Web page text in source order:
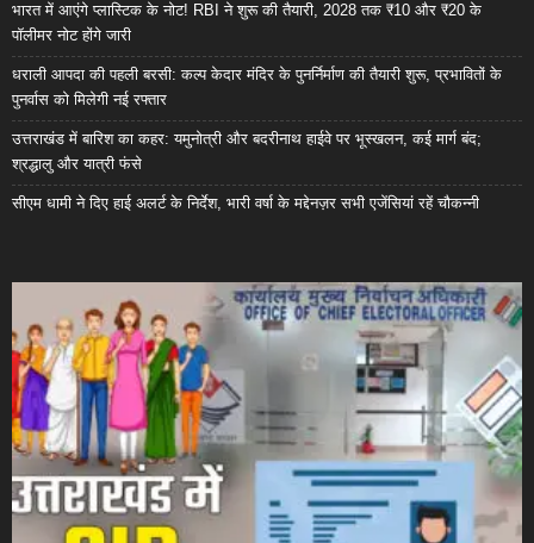
भारत में आएंगे प्लास्टिक के नोट! RBI ने शुरू की तैयारी, 2028 तक ₹10 और ₹20 के
पॉलीमर नोट होंगे जारी
धराली आपदा की पहली बरसी: कल्प केदार मंदिर के पुनर्निर्माण की तैयारी शुरू, प्रभावितों के
पुनर्वास को मिलेगी नई रफ्तार
उत्तराखंड में बारिश का कहर: यमुनोत्री और बदरीनाथ हाईवे पर भूस्खलन, कई मार्ग बंद;
श्रद्धालु और यात्री फंसे
सीएम धामी ने दिए हाई अलर्ट के निर्देश, भारी वर्षा के मद्देनज़र सभी एजेंसियां रहें चौकन्नी